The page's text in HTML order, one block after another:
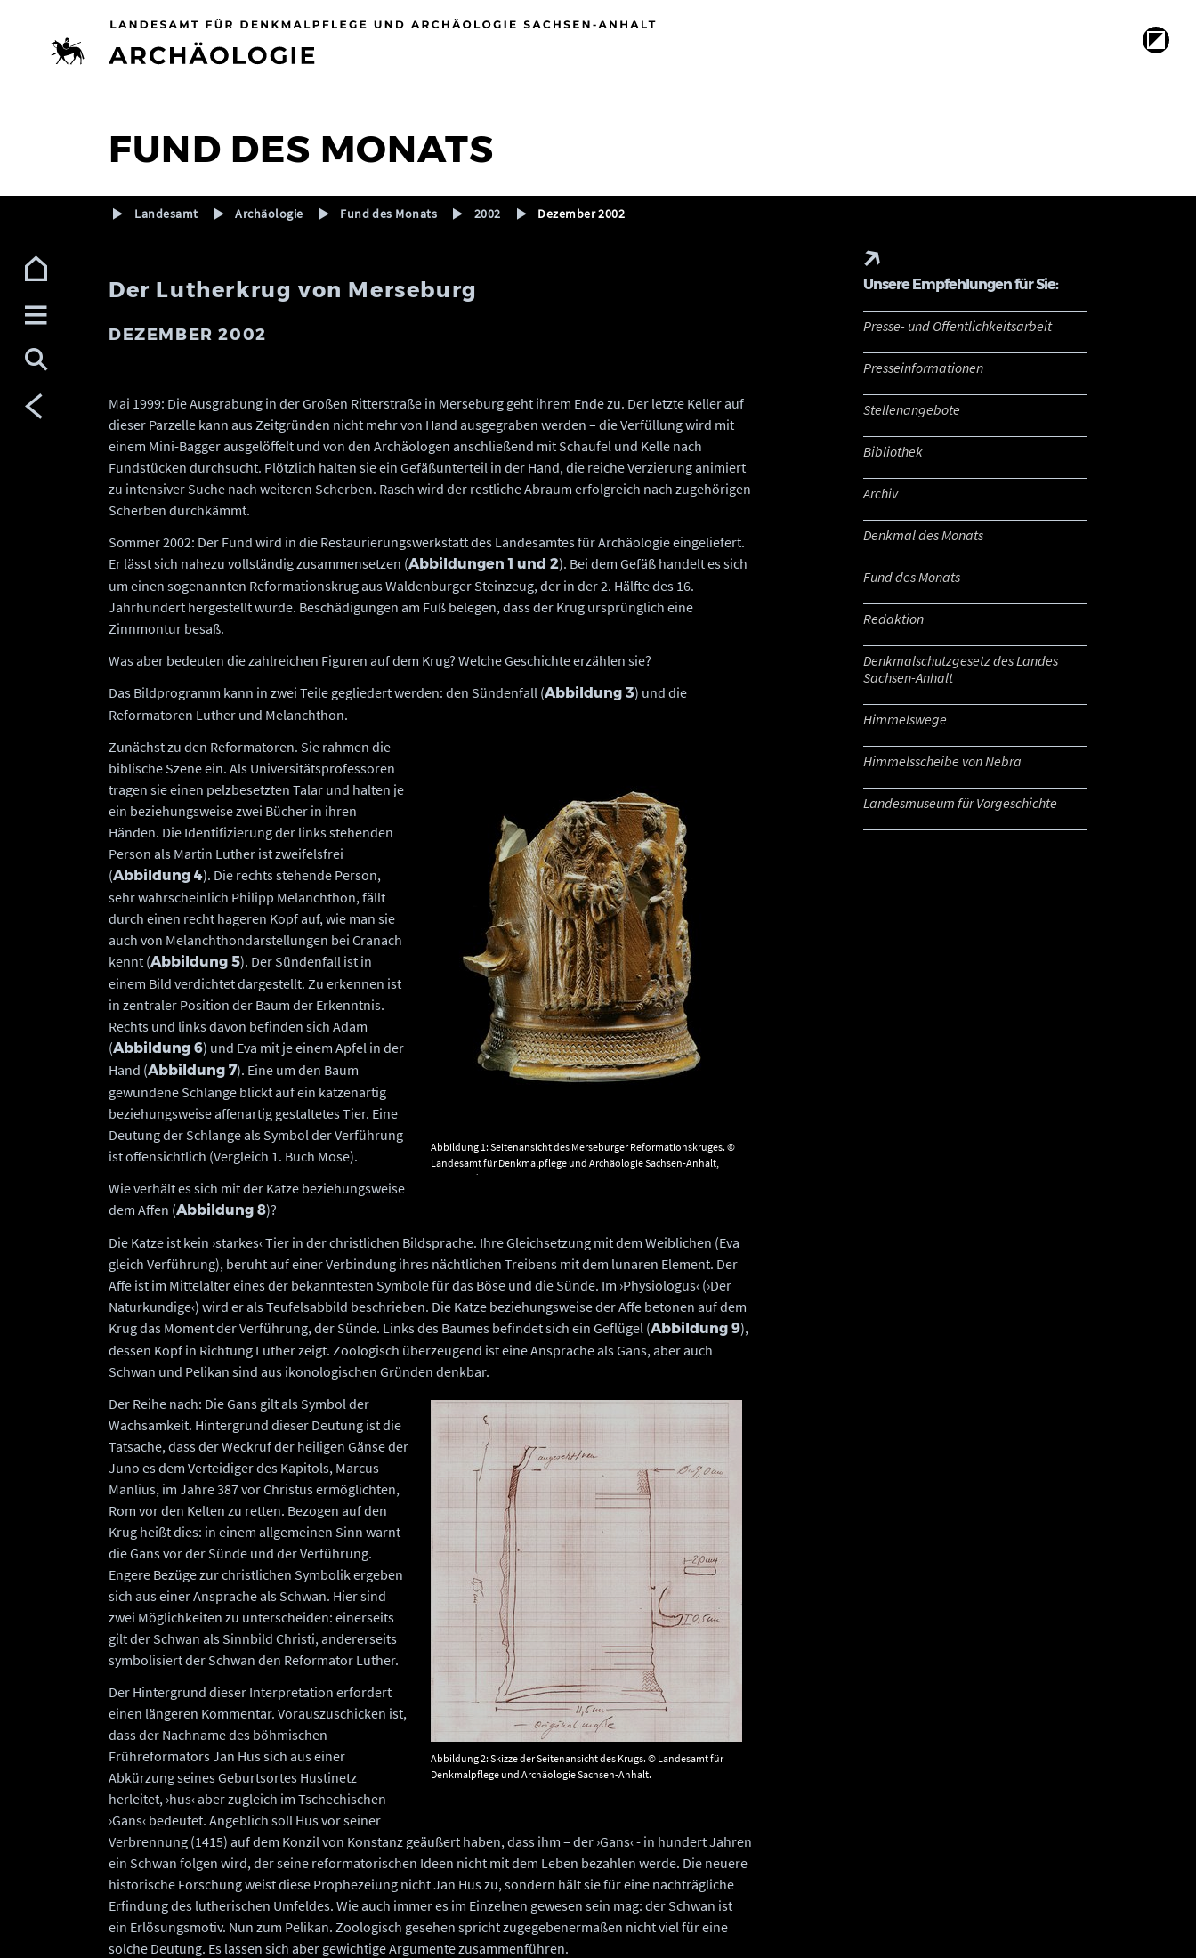
FUND DES MONATS
Landesamt Archäologie Fund des Monats 2002 Dezember 2002
Der Lutherkrug von Merseburg
DEZEMBER 2002
Mai 1999: Die Ausgrabung in der Großen Ritterstraße in Merseburg geht ihrem Ende zu. Der letzte Keller auf
dieser Parzelle kann aus Zeitgründen nicht mehr von Hand ausgegraben werden – die Verfüllung wird mit
einem Mini-Bagger ausgelöffelt und von den Archäologen anschließend mit Schaufel und Kelle nach
Fundstücken durchsucht. Plötzlich halten sie ein Gefäßunterteil in der Hand, die reiche Verzierung animiert
zu intensiver Suche nach weiteren Scherben. Rasch wird der restliche Abraum erfolgreich nach zugehörigen
Scherben durchkämmt.
Sommer 2002: Der Fund wird in die Restaurierungswerkstatt des Landesamtes für Archäologie eingeliefert.
Er lässt sich nahezu vollständig zusammensetzen (Abbildungen 1 und 2). Bei dem Gefäß handelt es sich
um einen sogenannten Reformationskrug aus Waldenburger Steinzeug, der in der 2. Hälfte des 16.
Jahrhundert hergestellt wurde. Beschädigungen am Fuß belegen, dass der Krug ursprünglich eine
Zinnmontur besaß.
Was aber bedeuten die zahlreichen Figuren auf dem Krug? Welche Geschichte erzählen sie?
Das Bildprogramm kann in zwei Teile gegliedert werden: den Sündenfall (Abbildung 3) und die
Reformatoren Luther und Melanchthon.
Abbildung 1: Seitenansicht des Merseburger Reformationskruges. ©
Landesamt für Denkmalpflege und Archäologie Sachsen-Anhalt,
Juraj Lipták.
Zunächst zu den Reformatoren. Sie rahmen die
biblische Szene ein. Als Universitätsprofessoren
tragen sie einen pelzbesetzten Talar und halten je
ein beziehungsweise zwei Bücher in ihren
Händen. Die Identifizierung der links stehenden
Person als Martin Luther ist zweifelsfrei
(Abbildung 4). Die rechts stehende Person,
sehr wahrscheinlich Philipp Melanchthon, fällt
durch einen recht hageren Kopf auf, wie man sie
auch von Melanchthondarstellungen bei Cranach
kennt (Abbildung 5). Der Sündenfall ist in
einem Bild verdichtet dargestellt. Zu erkennen ist
in zentraler Position der Baum der Erkenntnis.
Rechts und links davon befinden sich Adam
(Abbildung 6) und Eva mit je einem Apfel in der
Hand (Abbildung 7). Eine um den Baum
gewundene Schlange blickt auf ein katzenartig
beziehungsweise affenartig gestaltetes Tier. Eine
Deutung der Schlange als Symbol der Verführung
ist offensichtlich (Vergleich 1. Buch Mose).
Wie verhält es sich mit der Katze beziehungsweise
dem Affen (Abbildung 8)?
Die Katze ist kein ›starkes‹ Tier in der christlichen Bildsprache. Ihre Gleichsetzung mit dem Weiblichen (Eva
gleich Verführung), beruht auf einer Verbindung ihres nächtlichen Treibens mit dem lunaren Element. Der
Affe ist im Mittelalter eines der bekanntesten Symbole für das Böse und die Sünde. Im ›Physiologus‹ (›Der
Naturkundige‹) wird er als Teufelsabbild beschrieben. Die Katze beziehungsweise der Affe betonen auf dem
Krug das Moment der Verführung, der Sünde. Links des Baumes befindet sich ein Geflügel (Abbildung 9),
dessen Kopf in Richtung Luther zeigt. Zoologisch überzeugend ist eine Ansprache als Gans, aber auch
Schwan und Pelikan sind aus ikonologischen Gründen denkbar.
Abbildung 2: Skizze der Seitenansicht des Krugs. © Landesamt für
Denkmalpflege und Archäologie Sachsen-Anhalt.
Der Reihe nach: Die Gans gilt als Symbol der
Wachsamkeit. Hintergrund dieser Deutung ist die
Tatsache, dass der Weckruf der heiligen Gänse der
Juno es dem Verteidiger des Kapitols, Marcus
Manlius, im Jahre 387 vor Christus ermöglichten,
Rom vor den Kelten zu retten. Bezogen auf den
Krug heißt dies: in einem allgemeinen Sinn warnt
die Gans vor der Sünde und der Verführung.
Engere Bezüge zur christlichen Symbolik ergeben
sich aus einer Ansprache als Schwan. Hier sind
zwei Möglichkeiten zu unterscheiden: einerseits
gilt der Schwan als Sinnbild Christi, andererseits
symbolisiert der Schwan den Reformator Luther.
Der Hintergrund dieser Interpretation erfordert
einen längeren Kommentar. Vorauszuschicken ist,
dass der Nachname des böhmischen
Frühreformators Jan Hus sich aus einer
Abkürzung seines Geburtsortes Hustinetz
herleitet, ›hus‹ aber zugleich im Tschechischen
›Gans‹ bedeutet. Angeblich soll Hus vor seiner
Verbrennung (1415) auf dem Konzil von Konstanz geäußert haben, dass ihm – der ›Gans‹ - in hundert Jahren
ein Schwan folgen wird, der seine reformatorischen Ideen nicht mit dem Leben bezahlen werde. Die neuere
historische Forschung weist diese Prophezeiung nicht Jan Hus zu, sondern hält sie für eine nachträgliche
Erfindung des lutherischen Umfeldes. Wie auch immer es im Einzelnen gewesen sein mag: der Schwan ist
ein Erlösungsmotiv. Nun zum Pelikan. Zoologisch gesehen spricht zugegebenermaßen nicht viel für eine
solche Deutung. Es lassen sich aber gewichtige Argumente zusammenführen.
Unsere Empfehlungen für Sie:
Presse- und Öffentlichkeitsarbeit
Presseinformationen
Stellenangebote
Bibliothek
Archiv
Denkmal des Monats
Fund des Monats
Redaktion
Denkmalschutzgesetz des Landes
Sachsen-Anhalt
Himmelswege
Himmelsscheibe von Nebra
Landesmuseum für Vorgeschichte